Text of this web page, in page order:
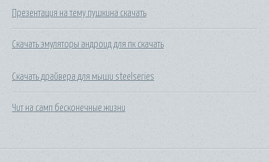
Презентация на тему пушкина скачать
Скачать эмуляторы андроид для пк скачать
Скачать драйвера для мыши steelseries
Чит на самп бесконечные жизни